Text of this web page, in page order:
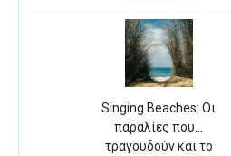
Singing Beaches: Οι
παραλίες που…
τραγουδούν και το